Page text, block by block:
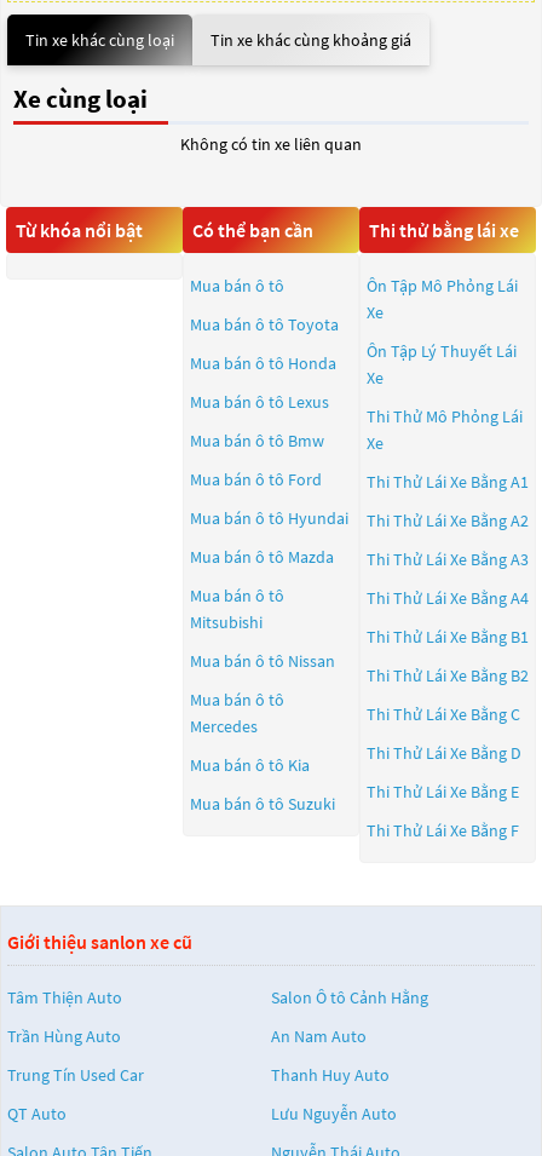
Tin xe khác cùng loại Tin xe khác cùng khoảng giá
Xe cùng loại
Không có tin xe liên quan
Từ khóa nổi bật Có thể bạn cần
Mua bán ô tô
Mua bán ô tô Toyota
Mua bán ô tô Honda
Mua bán ô tô Lexus
Mua bán ô tô Bmw
Mua bán ô tô Ford
Mua bán ô tô Hyundai
Mua bán ô tô Mazda
Mua bán ô tô
Mitsubishi
Mua bán ô tô Nissan
Mua bán ô tô
Mercedes
Mua bán ô tô Kia
Mua bán ô tô Suzuki
Thi thử bằng lái xe
Ôn Tập Mô Phỏng Lái
Xe
Ôn Tập Lý Thuyết Lái
Xe
Thi Thử Mô Phỏng Lái
Xe
Thi Thử Lái Xe Bằng A1
Thi Thử Lái Xe Bằng A2
Thi Thử Lái Xe Bằng A3
Thi Thử Lái Xe Bằng A4
Thi Thử Lái Xe Bằng B1
Thi Thử Lái Xe Bằng B2
Thi Thử Lái Xe Bằng C
Thi Thử Lái Xe Bằng D
Thi Thử Lái Xe Bằng E
Thi Thử Lái Xe Bằng F
Giới thiệu sanlon xe cũ
Tâm Thiện Auto
Salon Ô tô Cảnh Hằng
Trần Hùng Auto
An Nam Auto
Trung Tín Used Car
Thanh Huy Auto
QT Auto
Lưu Nguyễn Auto